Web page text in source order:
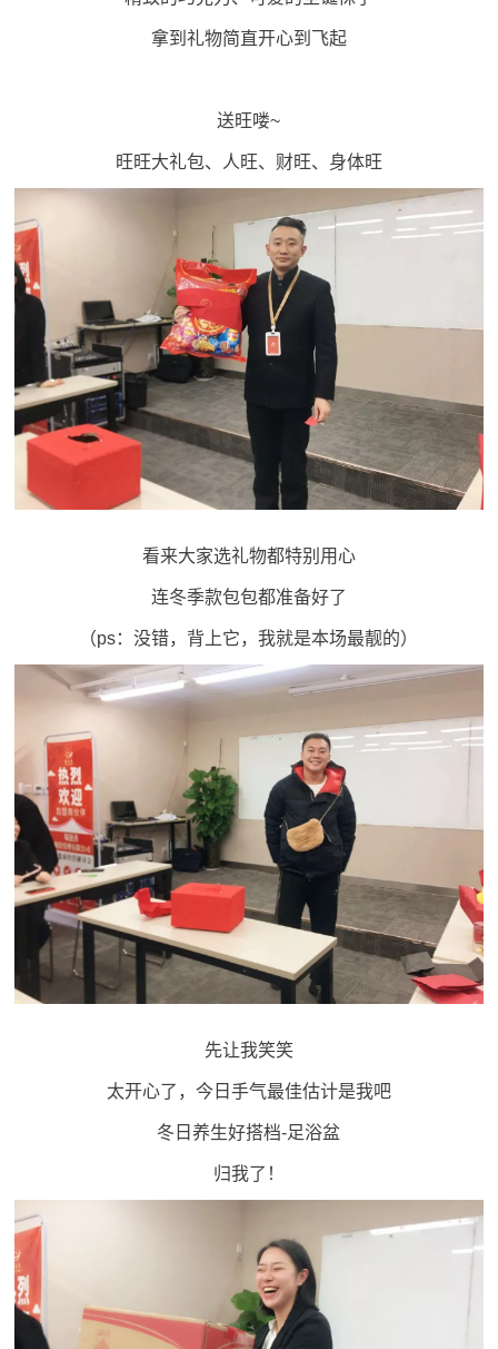
拿到礼物简直开心到飞起
送旺喽~
旺旺大礼包、人旺、财旺、身体旺
看来大家选礼物都特别用心
连冬季款包包都准备好了
（ps：没错，背上它，我就是本场最靓的）
先让我笑笑
太开心了，今日手气最佳估计是我吧
冬日养生好搭档-足浴盆
归我了！